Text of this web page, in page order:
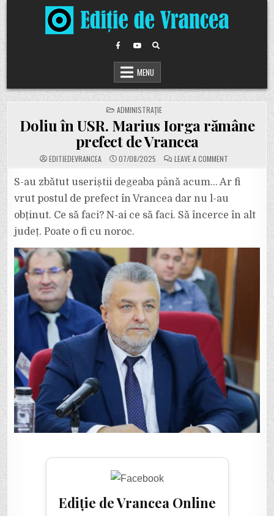
Skip
to
content
MENU
POSTED
IN
ADMINISTRAȚIE
Doliu în USR. Marius Iorga rămâne
prefect de Vrancea
EDITIEDEVRANCEA 07/08/2025 LEAVE A COMMENT
DOLIU
USR.
MARIUS
RĂMÂNE
PREFECT
DE
S-au zbătut useriștii degeaba până acum… Ar fi
vrut postul de prefect în Vrancea dar nu l-au
obținut. Ce să faci? N-ai ce să faci. Să încerce în alt
județ. Poate o fi cu noroc.
Ediție de Vrancea Online